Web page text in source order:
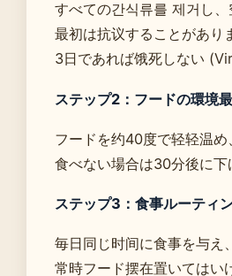
すべての간식류를 제거し、
最初は抗议することがあり
3日であれば饿死しない
ステップ2：フードの環境
フードを约40度で轻轻温
食べない場合は30分後に
ステップ3：食事ルーティ
毎日同じ时间に食事を与え
常時フード摆在置いてはい